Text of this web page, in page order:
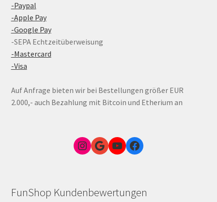
-Paypal
-Apple Pay
-Google Pay
-SEPA Echtzeitüberweisung
-Mastercard
-Visa
Auf Anfrage bieten wir bei Bestellungen größer EUR
2.000,- auch Bezahlung mit Bitcoin und Etherium an
Instagram
Google Link zum FunShop WienYouTubeFacebook
FunShop Kundenbewertungen